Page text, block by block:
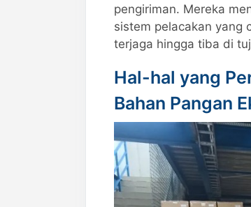
pengiriman. Mereka
sistem pelacakan yang
terjaga hingga tiba di
Hal-hal yang
Bahan Pangan